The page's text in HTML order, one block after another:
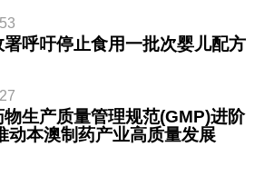
呼吁停止食用一批次婴儿配方
生产质量管理规范(GMP)进阶
动本澳制药产业高质量发展